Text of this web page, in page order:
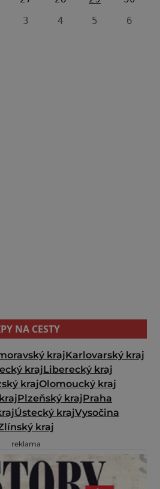
3 4 5 6
NA CESTY
krajKarlovarský kraj
krajLiberecký kraj
krajOlomoucký kraj
Plzeňský krajPraha
Ústecký krajVysočina
kraj
reklama